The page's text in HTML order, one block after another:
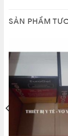
Tên*
SẢN PHẨM